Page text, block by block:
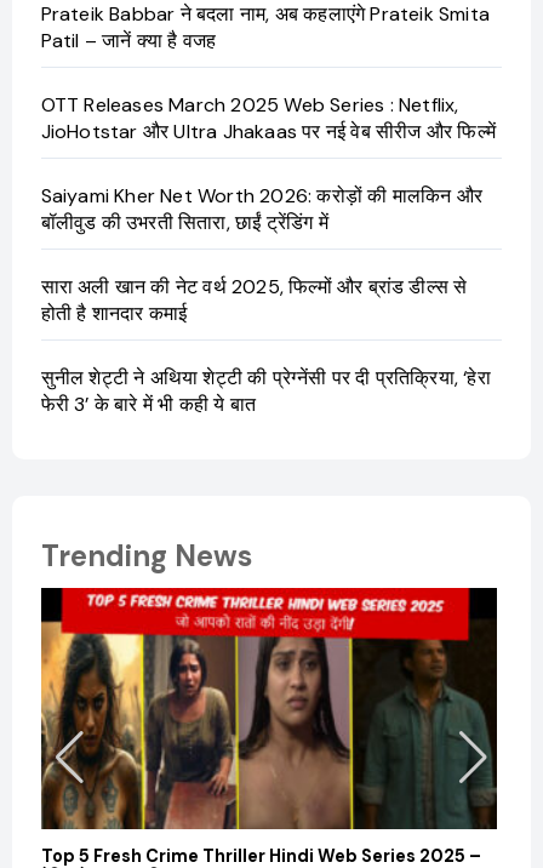
Prateik Babbar ने बदला नाम, अब कहलाएंगे Prateik Smita
Patil – जानें क्या है वजह
OTT Releases March 2025 Web Series : Netflix,
JioHotstar और Ultra Jhakaas पर नई वेब सीरीज और फिल्में
Saiyami Kher Net Worth 2026: करोड़ों की मालकिन और
बॉलीवुड की उभरती सितारा, छाईं ट्रेंडिंग में
सारा अली खान की नेट वर्थ 2025, फिल्मों और ब्रांड डील्स से
होती है शानदार कमाई
सुनील शेट्टी ने अथिया शेट्टी की प्रेग्नेंसी पर दी प्रतिक्रिया, ‘हेरा
फेरी 3’ के बारे में भी कही ये बात
Trending News
Top 5 Fresh Crime Thriller Hindi Web Series 2025 –